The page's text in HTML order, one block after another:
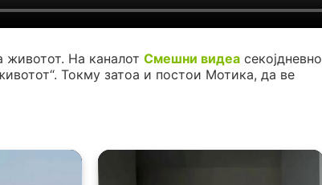
На каналот Смешни видеа секојдневно
Токму затоа и постои Мотика, да ве